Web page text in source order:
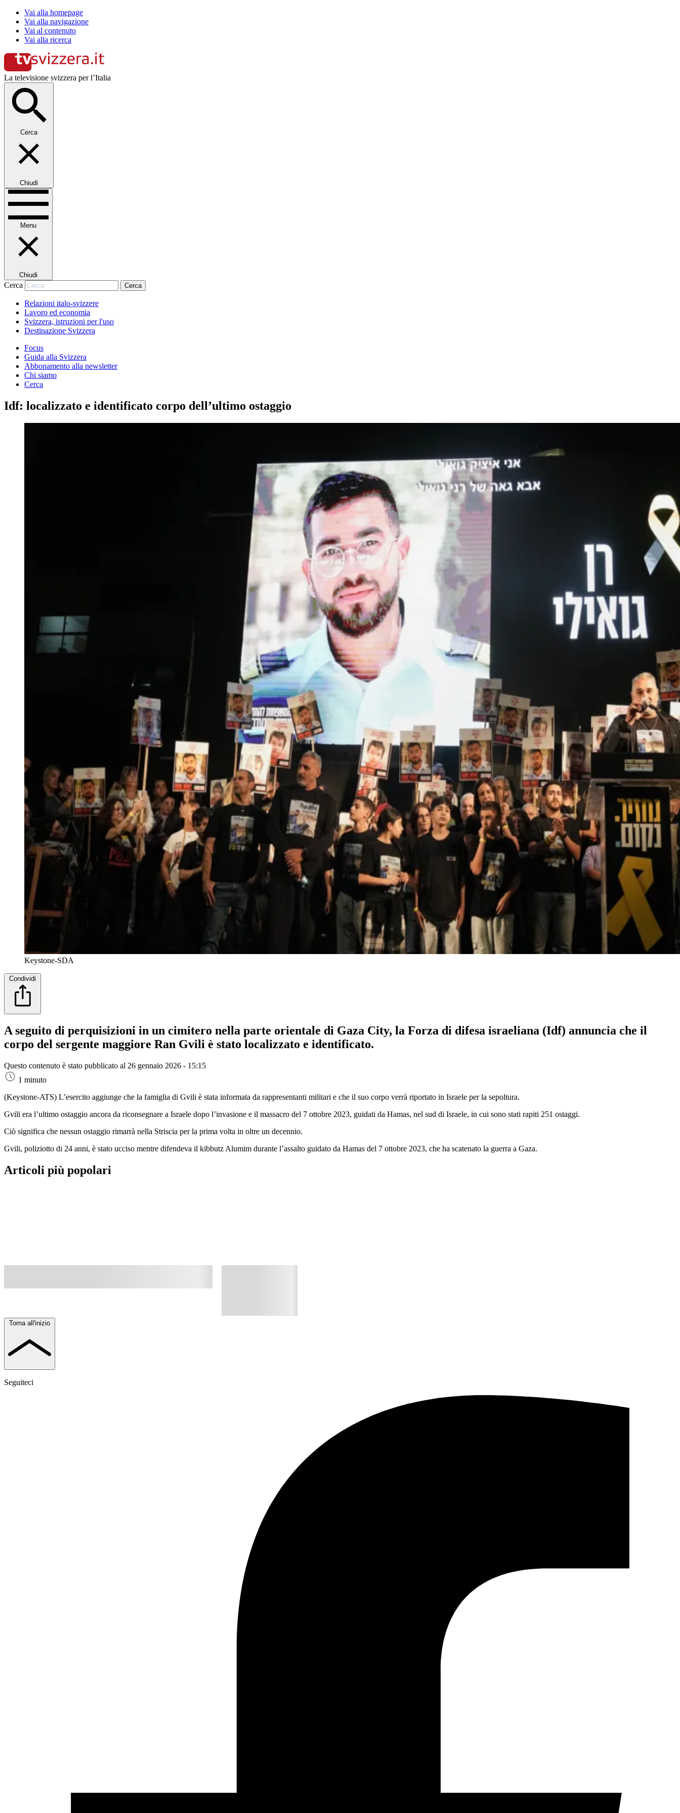
Vai alla homepage
Vai alla navigazione
Vai al contenuto
Vai alla ricerca
La televisione svizzera per l’Italia
Cerca
Chiudi
Menu
Chiudi
Cerca Cerca
Relazioni italo-svizzere
Lavoro ed economia
Svizzera, istruzioni per l'uso
Destinazione Svizzera
Focus
Guida alla Svizzera
Abbonamento alla newsletter
Chi siamo
Cerca
Idf: localizzato e identificato corpo dell’ultimo ostaggio
Keystone-SDA
Condividi
A seguito di perquisizioni in un cimitero nella parte orientale di Gaza City, la Forza di difesa israeliana (Idf) annuncia che il
corpo del sergente maggiore Ran Gvili è stato localizzato e identificato.
Questo contenuto è stato pubblicato al 26 gennaio 2026 - 15:15
1 minuto
(Keystone-ATS) L’esercito aggiunge che la famiglia di Gvili è stata informata da rappresentanti militari e che il suo corpo verrà riportato in Israele per la sepoltura.
Gvili era l’ultimo ostaggio ancora da riconsegnare a Israele dopo l’invasione e il massacro del 7 ottobre 2023, guidati da Hamas, nel sud di Israele, in cui sono stati rapiti 251 ostaggi.
Ciò significa che nessun ostaggio rimarrà nella Striscia per la prima volta in oltre un decennio.
Gvili, poliziotto di 24 anni, è stato ucciso mentre difendeva il kibbutz Alumim durante l’assalto guidato da Hamas del 7 ottobre 2023, che ha scatenato la guerra a Gaza.
Articoli più popolari
Torna all'inizio
Seguiteci